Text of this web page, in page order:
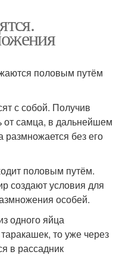
половым путём
с собой. Получив
от самца, в дальнейшем
без его
половым путём.
создают условия для
особей.
одного яйца
то уже через
в рассадник